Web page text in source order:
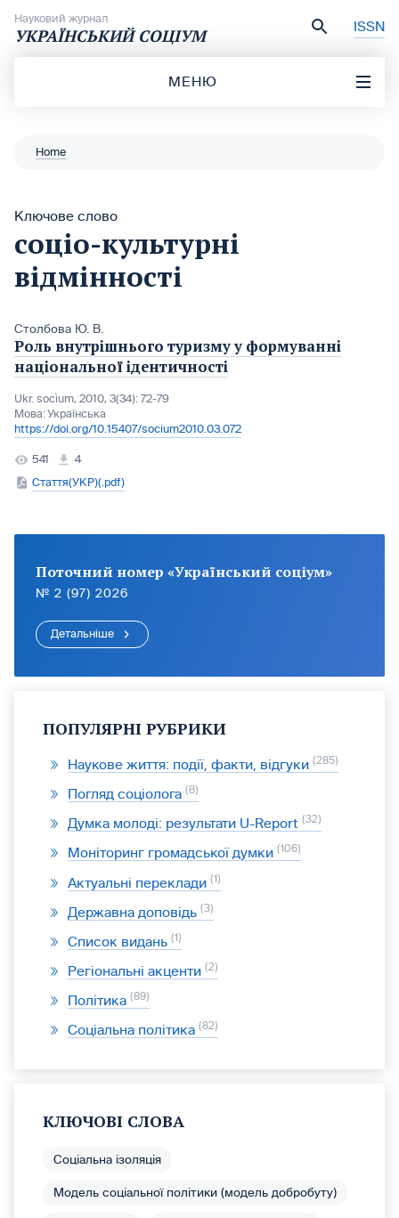
Науковий журнал
УКРАЇНСЬКИЙ СОЦІУМ ISSN
МЕНЮ
Home
Ключове слово
соціо-культурні
відмінності
Столбова Ю. В.
Роль внутрішнього туризму у формуванні
національної ідентичності
Ukr. socìum, 2010, 3(34): 72-79
Мова:Українська
https://doi.org/10.15407/socium2010.03.072
541
4
Стаття(УКР)(.pdf)
Поточний номер «Український соціум»
№ 2 (97) 2026
Детальніше
ПОПУЛЯРНІ РУБРИКИ
Наукове життя: події, факти, відгуки 285
Погляд соціолога 8
Думка молоді: результати U-Report 32
Моніторинг громадської думки 106
Актуальні переклади 1
Державна доповідь 3
Список видань 1
Регіональні акценти 2
Політика 89
Соціальна політика 82
КЛЮЧОВІ СЛОВА
Соціальна ізоляція
Модель соціальної політики (модель добробуту)